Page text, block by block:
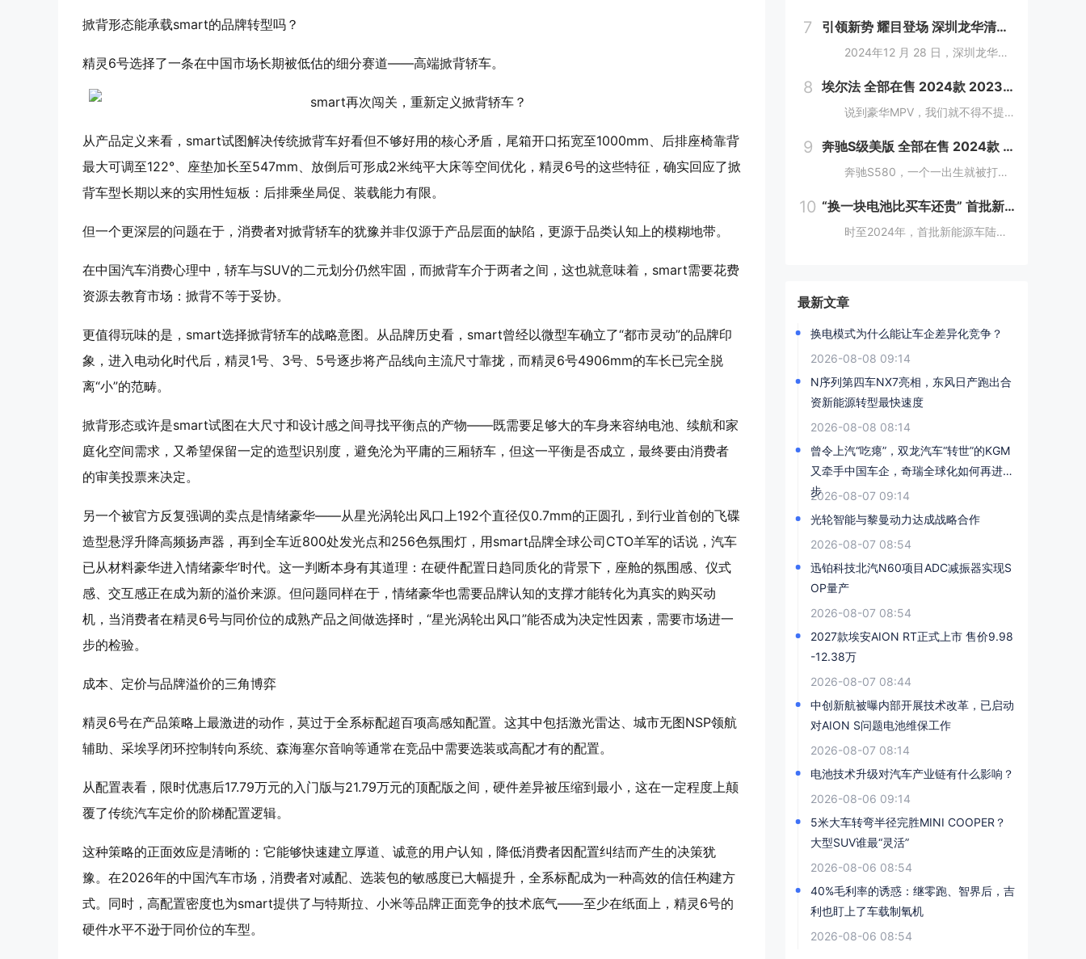
掀背形态能承载smart的品牌转型吗？
精灵6号选择了一条在中国市场长期被低估的细分赛道——高端掀背轿车。
从产品定义来看，smart试图解决传统掀背车好看但不够好用的核心矛盾，尾箱开口拓宽至1000mm、后排座椅靠背
最大可调至122°、座垫加长至547mm、放倒后可形成2米纯平大床等空间优化，精灵6号的这些特征，确实回应了掀
背车型长期以来的实用性短板：后排乘坐局促、装载能力有限。
但一个更深层的问题在于，消费者对掀背轿车的犹豫并非仅源于产品层面的缺陷，更源于品类认知上的模糊地带。
在中国汽车消费心理中，轿车与SUV的二元划分仍然牢固，而掀背车介于两者之间，这也就意味着，smart需要花费
资源去教育市场：掀背不等于妥协。
更值得玩味的是，smart选择掀背轿车的战略意图。从品牌历史看，smart曾经以微型车确立了“都市灵动”的品牌印
象，进入电动化时代后，精灵1号、3号、5号逐步将产品线向主流尺寸靠拢，而精灵6号4906mm的车长已完全脱
离“小”的范畴。
掀背形态或许是smart试图在大尺寸和设计感之间寻找平衡点的产物——既需要足够大的车身来容纳电池、续航和家
庭化空间需求，又希望保留一定的造型识别度，避免沦为平庸的三厢轿车，但这一平衡是否成立，最终要由消费者
的审美投票来决定。
另一个被官方反复强调的卖点是情绪豪华——从星光涡轮出风口上192个直径仅0.7mm的正圆孔，到行业首创的飞碟
造型悬浮升降高频扬声器，再到全车近800处发光点和256色氛围灯，用smart品牌全球公司CTO羊军的话说，汽车
已从材料豪华进入情绪豪华’时代。这一判断本身有其道理：在硬件配置日趋同质化的背景下，座舱的氛围感、仪式
感、交互感正在成为新的溢价来源。但问题同样在于，情绪豪华也需要品牌认知的支撑才能转化为真实的购买动
机，当消费者在精灵6号与同价位的成熟产品之间做选择时，“星光涡轮出风口”能否成为决定性因素，需要市场进一
步的检验。
成本、定价与品牌溢价的三角博弈
精灵6号在产品策略上最激进的动作，莫过于全系标配超百项高感知配置。这其中包括激光雷达、城市无图NSP领航
辅助、采埃孚闭环控制转向系统、森海塞尔音响等通常在竞品中需要选装或高配才有的配置。
从配置表看，限时优惠后17.79万元的入门版与21.79万元的顶配版之间，硬件差异被压缩到最小，这在一定程度上颠
覆了传统汽车定价的阶梯配置逻辑。
这种策略的正面效应是清晰的：它能够快速建立厚道、诚意的用户认知，降低消费者因配置纠结而产生的决策犹
豫。在2026年的中国汽车市场，消费者对减配、选装包的敏感度已大幅提升，全系标配成为一种高效的信任构建方
式。同时，高配置密度也为smart提供了与特斯拉、小米等品牌正面竞争的技术底气——至少在纸面上，精灵6号的
硬件水平不逊于同价位的车型。
7 引领新势 耀目登场 深圳龙华清湖腾势中心店盛大开业
2024年12 月 28 日，深圳龙华区迎来了汽车行业的又一大盛事——深圳龙华清湖腾势中心盛大开业，标志着腾势品牌在深圳区域布局的进一步拓展，为满...
8 埃尔法 全部在售 2024款 2023款 2021款 2020款 2019款 2018款2024款国六丰田埃尔法酬宾让利 大空间合理布局
说到豪华MPV，我们就不得不提到MPV界的一款神车，那就是"丰田埃尔法"，丰田埃尔法拥有轿车般的舒适度，所以它一直以来都是作为各大公司企业的行政用车。埃尔法...
9 奔驰S级美版 全部在售 2024款 2023款 2022款 2021款 2019款 2018款成都迪兴行汽车平行进口奔驰S级价格最低146万起 售全国
奔驰S580，一个一出生就被打上“豪华”烙印的车型。新车简约又不失精致，大灯和尾灯的光带交相呼应，可以让司机更从容地驾驶车辆。 &nbs...
10 “换一块电池比买车还贵” 首批新能源车主的八年之痒
时至2024年，首批新能源车陆续进入“脱保期”，首批新能源汽车车主正陷入换车还是换电池的两难境地。想要更换老龄电池就将面临天价账单，换电费用甚至高于旧车残值，成为不少车主的烦恼。 工信部等部委明确规定，自2016年起，乘用车...
最新文章
换电模式为什么能让车企差异化竞争？
2026-08-08 09:14
N序列第四车NX7亮相，东风日产跑出合
资新能源转型最快速度
2026-08-08 08:14
曾令上汽“吃瘪”，双龙汽车“转世”的KGM
又牵手中国车企，奇瑞全球化如何再进一
步
2026-08-07 09:14
光轮智能与黎曼动力达成战略合作
2026-08-07 08:54
迅铂科技北汽N60项目ADC减振器实现S
OP量产
2026-08-07 08:54
2027款埃安AION RT正式上市 售价9.98
-12.38万
2026-08-07 08:44
中创新航被曝内部开展技术改革，已启动
对AION S问题电池维保工作
2026-08-07 08:14
电池技术升级对汽车产业链有什么影响？
2026-08-06 09:14
5米大车转弯半径完胜MINI COOPER？
大型SUV谁最“灵活”
2026-08-06 08:54
40%毛利率的诱惑：继零跑、智界后，吉
利也盯上了车载制氧机
2026-08-06 08:54